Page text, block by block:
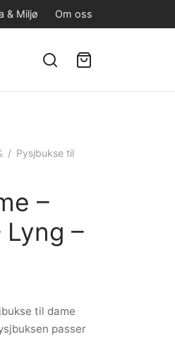
& Miljø Om oss
/ Pysjbukse til
–
Lyng –
til dame
passer